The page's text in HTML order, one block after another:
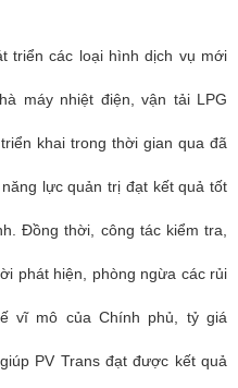
triển các loại hình dịch vụ mới
máy nhiệt điện, vận tải LPG
khai trong thời gian qua đã
lực quản trị đạt kết quả tốt
Đồng thời, công tác kiểm tra,
phát hiện, phòng ngừa các rủi
vĩ mô của Chính phủ, tỷ giá
PV Trans đạt được kết quả